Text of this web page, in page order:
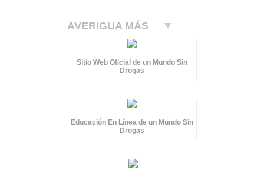
AVERIGUA MÁS
Sitio Web Oficial de un Mundo Sin
Drogas
Educación En Línea de un Mundo Sin
Drogas